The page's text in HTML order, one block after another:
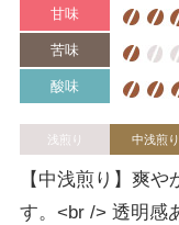
甘味
苦味
酸味
浅煎り 中浅煎り
【中浅煎り】爽
す。<br /> 透明感